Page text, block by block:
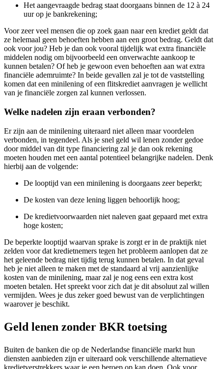
Het aangevraagde bedrag staat doorgaans binnen de 12 à 24
uur op je bankrekening;
Voor zeer veel mensen die op zoek gaan naar een krediet geldt dat
ze helemaal geen behoeften hebben aan een groot bedrag. Geldt dat
ook voor jou? Heb je dan ook vooral tijdelijk wat extra financiële
middelen nodig om bijvoorbeeld een onverwachte aankoop te
kunnen betalen? Of heb je gewoon even behoeften aan wat extra
financiële ademruimte? In beide gevallen zal je tot de vaststelling
komen dat een minilening of een flitskrediet aanvragen je wellicht
van je financiële zorgen zal kunnen verlossen.
Welke nadelen zijn eraan verbonden?
Er zijn aan de minilening uiteraard niet alleen maar voordelen
verbonden, in tegendeel. Als je snel geld wil lenen zonder gedoe
door middel van dit type financiering zal je dan ook rekening
moeten houden met een aantal potentieel belangrijke nadelen. Denk
hierbij aan de volgende:
De looptijd van een minilening is doorgaans zeer beperkt;
De kosten van deze lening liggen behoorlijk hoog;
De kredietvoorwaarden niet naleven gaat gepaard met extra
hoge kosten;
De beperkte looptijd waarvan sprake is zorgt er in de praktijk niet
zelden voor dat kredietnemers tegen het probleem aanlopen dat ze
het geleende bedrag niet tijdig terug kunnen betalen. In dat geval
heb je niet alleen te maken met de standaard al vrij aanzienlijke
kosten van de minilening, maar zal je nog eens een extra kost
moeten betalen. Het spreekt voor zich dat je dit absoluut zal willen
vermijden. Wees je dus zeker goed bewust van de verplichtingen
waarover je beschikt.
Geld lenen zonder BKR toetsing
Buiten de banken die op de Nederlandse financiële markt hun
diensten aanbieden zijn er uiteraard ook verschillende alternatieve
kredietverstrekkers waar je een beroep op kan doen. Ook voor